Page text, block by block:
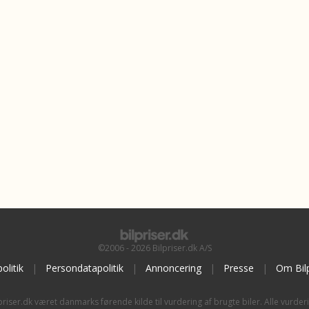
©2006 - 2026 Bilpriser.dk A/S
| Persondatapolitik | Annoncering | Presse | Om
været danmarks førende kilde til vurdering af brugte biler. Alle